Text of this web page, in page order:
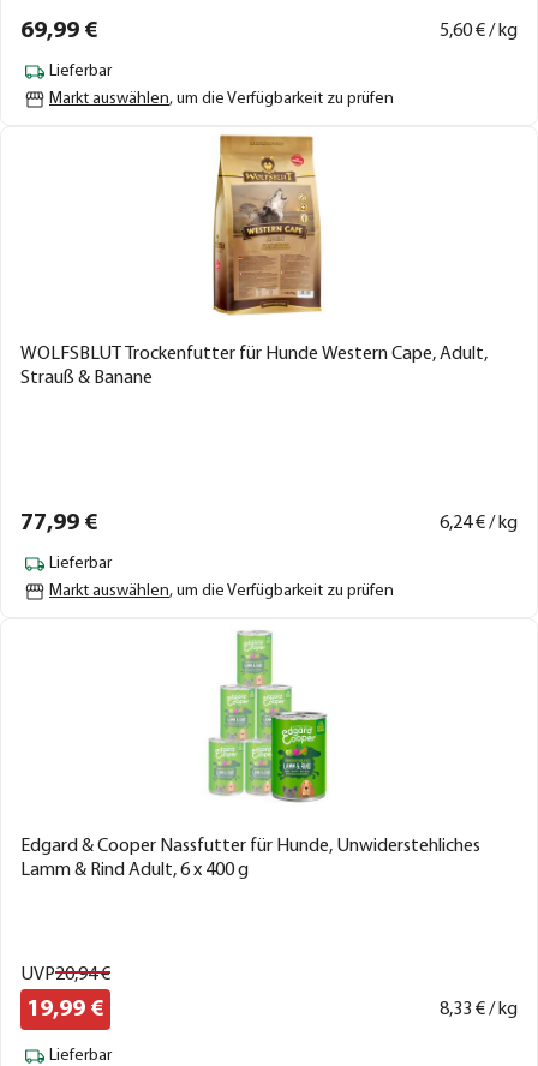
69,99 € 5,60€ / kg
Lieferbar
Markt auswählen, um die Verfügbarkeit zu prüfen
WOLFSBLUT Trockenfutter für Hunde Western Cape, Adult,
Strauß & Banane
77,99 € 6,24€ / kg
Lieferbar
Markt auswählen, um die Verfügbarkeit zu prüfen
Edgard & Cooper Nassfutter für Hunde, Unwiderstehliches
Lamm & Rind Adult, 6 x 400 g
UVP20,94€
19,99 € 8,33 € / kg
Lieferbar